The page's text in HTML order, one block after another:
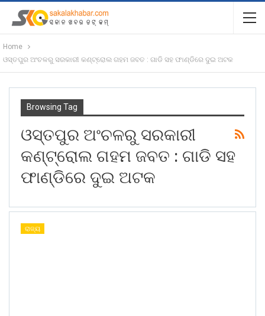
Home
ଓସ୍ତପୁର ଅଂଚଳରୁ ସରକାରୀ କଣ୍ଟ୍ରୋଲ ଗହମ ଜବତ : ଗାଡି ସହ ଫାଣ୍ଡିରେ ଦୁଇ ଅଟକ
Browsing Tag
ଓସ୍ତପୁର ଅଂଚଳରୁ ସରକାରୀ
କଣ୍ଟ୍ରୋଲ ଗହମ ଜବତ : ଗାଡି ସହ
ଫାଣ୍ଡିରେ ଦୁଇ ଅଟକ
ରାଜ୍ୟ